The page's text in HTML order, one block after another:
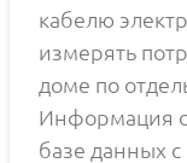
кабелю
измерять
доме по
Информация
базе данных